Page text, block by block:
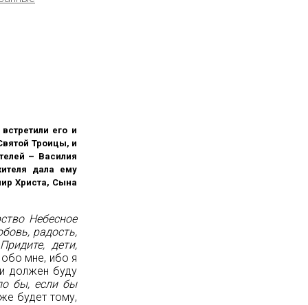
его и
Троицы, и
– Василия
дала ему
Христа, Сына
Небесное
радость,
Придите, дети,
обо мне, ибо я
должен буду
бы, если бы
будет тому,